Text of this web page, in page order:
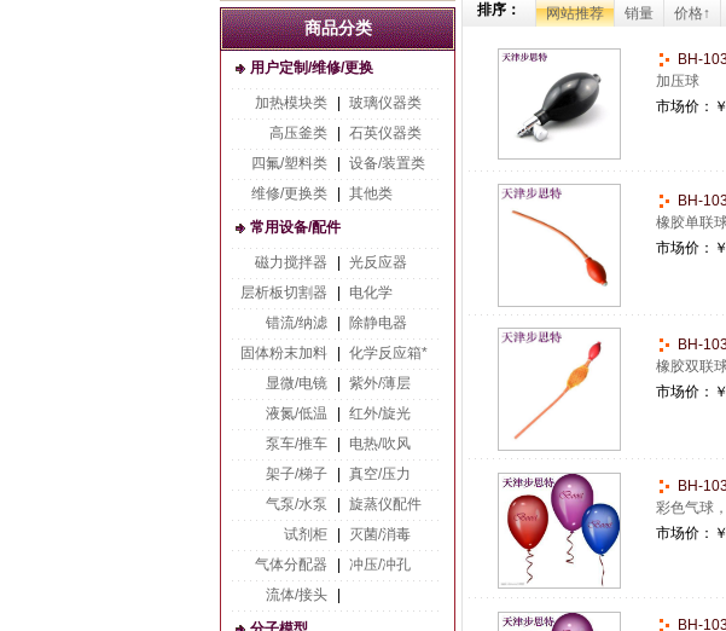
商品分类
用户定制/维修/更换
加热模块类
玻璃仪器类
高压釜类
石英仪器类
四氟/塑料类
设备/装置类
维修/更换类
其他类
常用设备/配件
磁力搅拌器
光反应器
层析板切割器
电化学
错流/纳滤
除静电器
固体粉末加料
化学反应箱*
显微/电镜
紫外/薄层
液氮/低温
红外/旋光
泵车/推车
电热/吹风
架子/梯子
真空/压力
气泵/水泵
旋蒸仪配件
试剂柜
灭菌/消毒
气体分配器
冲压/冲孔
流体/接头
排序：
网站推荐 销量 价格↑
BH-
加压球
市场价：
BH-
橡胶单联
市场价：
BH-
橡胶双联
市场价：
BH-
彩色气球
市场价：
BH-